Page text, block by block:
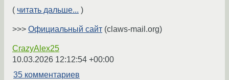
( читать дальше... )
>>> Официальный сайт (claws-mail.org)
CrazyAlex25
10.03.2026 12:12:54 +00:00
35 комментариев